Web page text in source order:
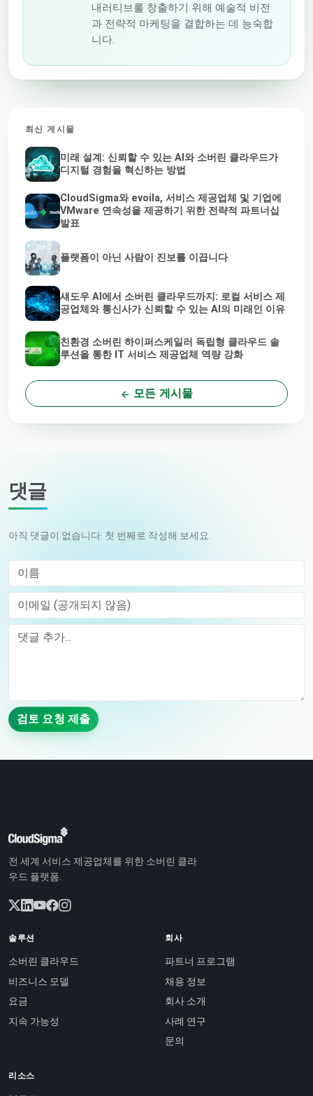
내러티브를 창출하기 위해 예술적 비전
과 전략적 마케팅을 결합하는 데 능숙합
니다.
최신 게시물
미래 설계: 신뢰할 수 있는 AI와 소버린 클라우드가
디지털 경험을 혁신하는 방법
CloudSigma와 evoila, 서비스 제공업체 및 기업에
VMware 연속성을 제공하기 위한 전략적 파트너십
발표
플랫폼이 아닌 사람이 진보를 이끕니다
섀도우 AI에서 소버린 클라우드까지: 로컬 서비스 제
공업체와 통신사가 신뢰할 수 있는 AI의 미래인 이유
친환경 소버린 하이퍼스케일러 독립형 클라우드 솔
루션을 통한 IT 서비스 제공업체 역량 강화
모든 게시물
댓글
아직 댓글이 없습니다. 첫 번째로 작성해 보세요.
이름
이메일 (공개되지 않음)
Comment
검토 요청 제출
전 세계 서비스 제공업체를 위한 소버린 클라
우드 플랫폼.
솔루션
소버린 클라우드
비즈니스 모델
요금
지속 가능성
회사
파트너 프로그램
채용 정보
회사 소개
사례 연구
문의
리소스